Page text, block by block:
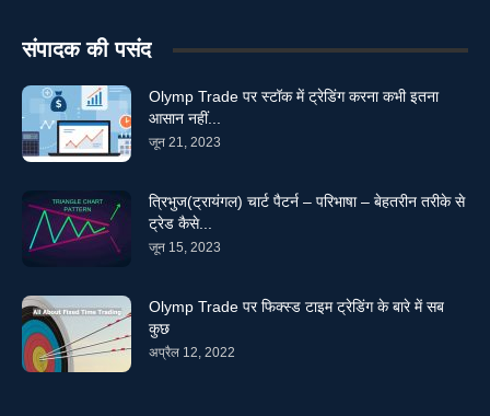
संपादक की पसंद
Olymp Trade पर स्टॉक में ट्रेडिंग करना कभी इतना
आसान नहीं...
जून 21, 2023
त्रिभुज(ट्रायंगल) चार्ट पैटर्न – परिभाषा – बेहतरीन तरीके से
ट्रेड कैसे...
जून 15, 2023
Olymp Trade पर फिक्स्ड टाइम ट्रेडिंग के बारे में सब
कुछ
अप्रैल 12, 2022